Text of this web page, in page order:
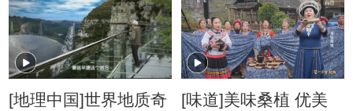
治世之下的优美生态
[地理中国]世界地质奇
[味道]美味桑植 优美